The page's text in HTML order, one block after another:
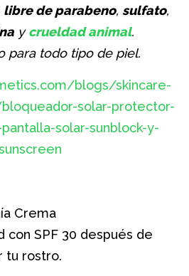
libre de parabeno, sulfato,
ycrueldad animal.
para todo tipo de piel.
blogs/skincare-
solar-protector-
solar-sunblock-y-
Crema
con SPF 30 después de
tu rostro.